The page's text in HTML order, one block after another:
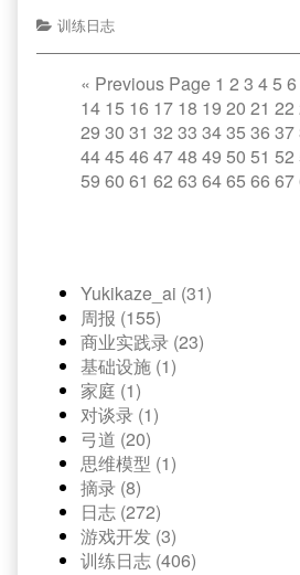
训练日志
« Previous Page 1 2 3 45 6
14 15 16 17 18 19 20 21 22
29 30 31 32 33 3435 36 37
4445 46 4748 49 50 51 52
59 60 61 62 63 6465 66 67
Yukikaze_ai (31)
周报 (155)
商业实践录 (23)
基础设施 (1)
家庭 (1)
对谈录 (1)
弓道 (20)
思维模型 (1)
摘录 (8)
日志 (272)
游戏开发 (3)
训练日志 (406)